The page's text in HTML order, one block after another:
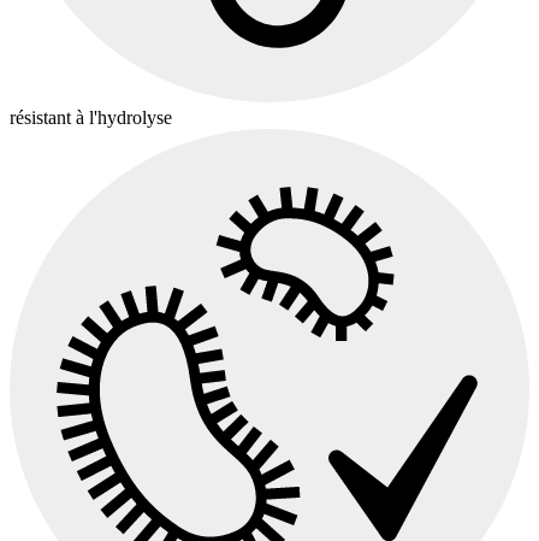
résistant à l'hydrolyse